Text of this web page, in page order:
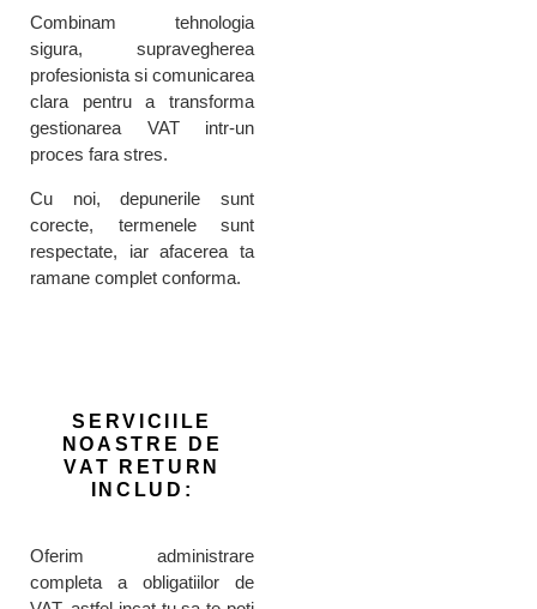
Combinam tehnologia
sigura, supravegherea
profesionista si comunicarea
clara pentru a transforma
gestionarea VAT intr-un
proces fara stres.
Cu noi, depunerile sunt
corecte, termenele sunt
respectate, iar afacerea ta
ramane complet conforma.
SERVICIILE
NOASTRE DE
VAT RETURN
INCLUD:
Oferim administrare
completa a obligatiilor de